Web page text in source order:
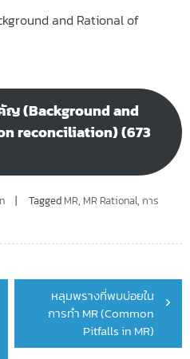
and Rational of
ญ (Background and
reconciliation) (673
Tagged MR, MR Rational, การ
หลุมพรางที่พบบ่อยใน
การทำ MR (Common
Pitfalls in MR)